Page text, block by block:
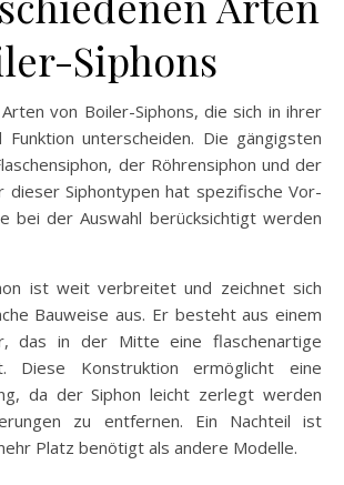
Siphons
von Boiler-Siphons, die sich in ihrer
Funktion unterscheiden. Die gängigsten
der Röhrensiphon und der
dieser Siphontypen hat spezifische Vor-
bei der Auswahl berücksichtigt werden
ist weit verbreitet und zeichnet sich
Bauweise aus. Er besteht aus einem
das in der Mitte eine flaschenartige
Diese Konstruktion ermöglicht eine
da der Siphon leicht zerlegt werden
zu entfernen. Ein Nachteil ist
Platz benötigt als andere Modelle.